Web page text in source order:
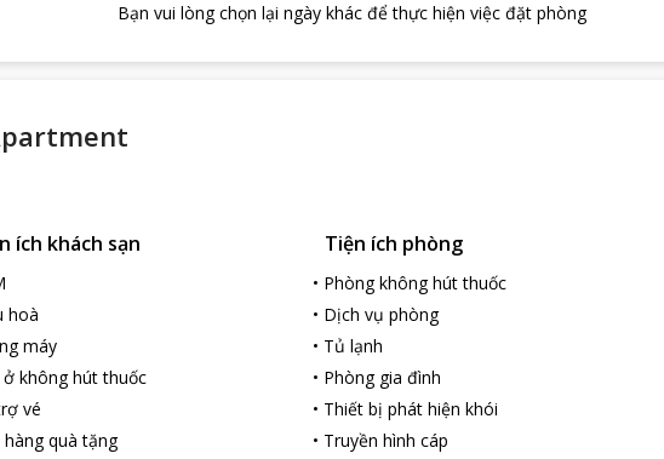
Bạn vui lòng chọn lại ngày khác để thực hiện việc đặt phòng
ích khách sạn
hoà
máy
ở không hút thuốc
vé
hàng quà tặng
Tiện ích phòng
• Phòng không hút thuốc
• Dịch vụ phòng
• Tủ lạnh
• Phòng gia đình
• Thiết bị phát hiện khói
• Truyền hình cáp